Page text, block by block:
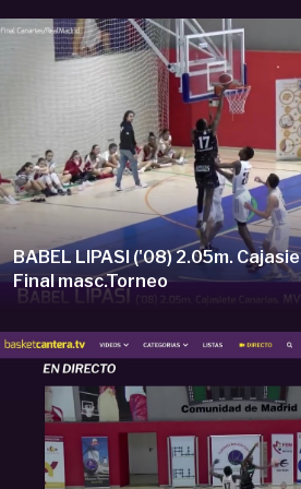
BABEL LIPASI ('08) 2.05m.
Final masc.Torneo